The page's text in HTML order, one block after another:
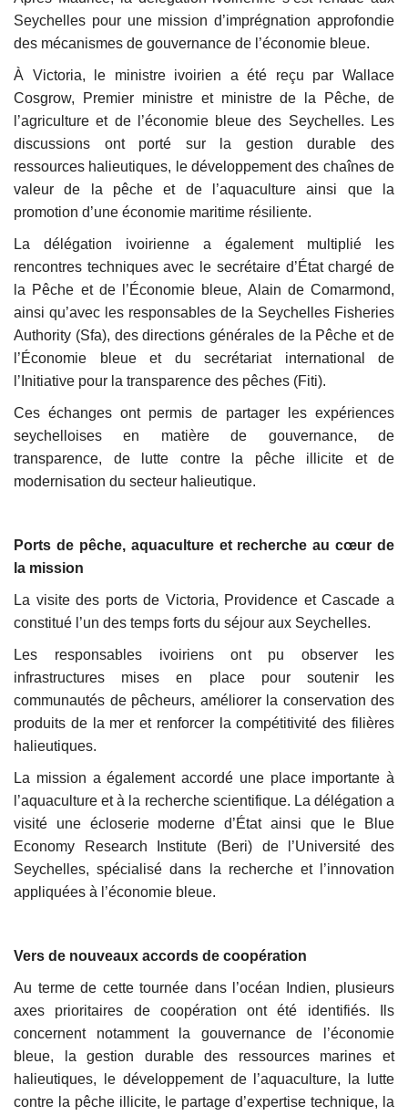
Seychelles pour une mission d’imprégnation approfondie
des mécanismes de gouvernance de l’économie bleue.
À Victoria, le ministre ivoirien a été reçu par Wallace
Cosgrow, Premier ministre et ministre de la Pêche, de
l’agriculture et de l’économie bleue des Seychelles. Les
discussions ont porté sur la gestion durable des
ressources halieutiques, le développement des chaînes de
valeur de la pêche et de l’aquaculture ainsi que la
promotion d’une économie maritime résiliente.
La délégation ivoirienne a également multiplié les
rencontres techniques avec le secrétaire d’État chargé de
la Pêche et de l’Économie bleue, Alain de Comarmond,
ainsi qu’avec les responsables de la Seychelles Fisheries
Authority (Sfa), des directions générales de la Pêche et de
l’Économie bleue et du secrétariat international de
l’Initiative pour la transparence des pêches (Fiti).
Ces échanges ont permis de partager les expériences
seychelloises en matière de gouvernance, de
transparence, de lutte contre la pêche illicite et de
modernisation du secteur halieutique.
Ports de pêche, aquaculture et recherche au cœur de
la mission
La visite des ports de Victoria, Providence et Cascade a
constitué l’un des temps forts du séjour aux Seychelles.
Les responsables ivoiriens ont pu observer les
infrastructures mises en place pour soutenir les
communautés de pêcheurs, améliorer la conservation des
produits de la mer et renforcer la compétitivité des filières
halieutiques.
La mission a également accordé une place importante à
l’aquaculture et à la recherche scientifique. La délégation a
visité une écloserie moderne d’État ainsi que le Blue
Economy Research Institute (Beri) de l’Université des
Seychelles, spécialisé dans la recherche et l’innovation
appliquées à l’économie bleue.
Vers de nouveaux accords de coopération
Au terme de cette tournée dans l’océan Indien, plusieurs
axes prioritaires de coopération ont été identifiés. Ils
concernent notamment la gouvernance de l’économie
bleue, la gestion durable des ressources marines et
halieutiques, le développement de l’aquaculture, la lutte
contre la pêche illicite, le partage d’expertise technique, la